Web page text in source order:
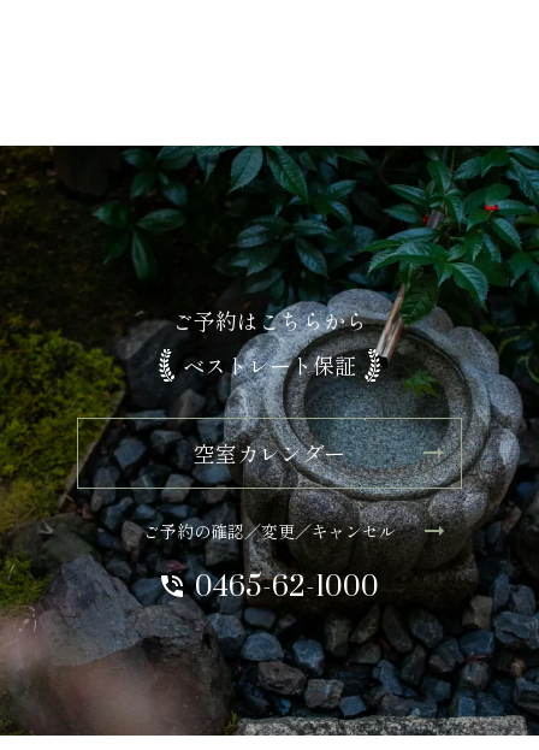
ご予約はこちらから
ベストレート保証
空室カレンダー
ご予約の確認／変更／キャンセル
0465-62-1000